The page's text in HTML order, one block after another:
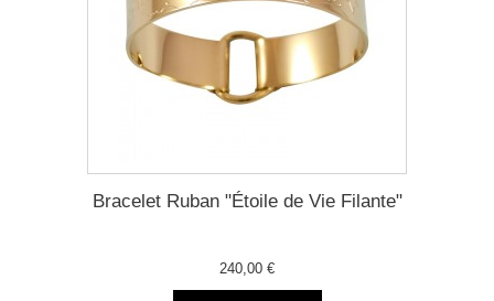
Bracelet Ruban "Étoile de Vie Filante"
240,00 €